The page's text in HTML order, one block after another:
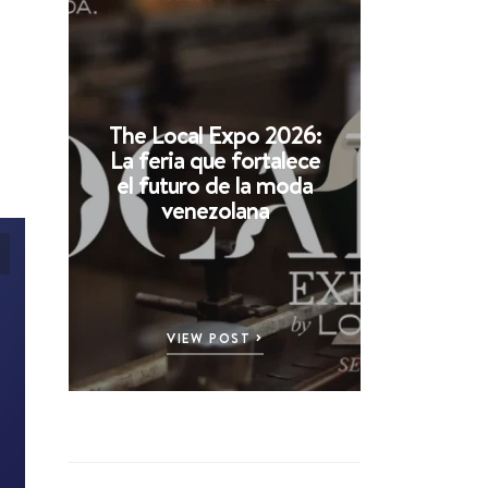
The Local Expo 2026:
La feria que fortalece
el futuro de la moda
venezolana
VIEW POST